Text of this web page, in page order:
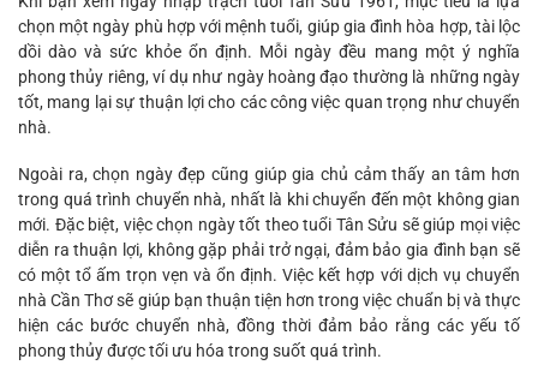
chọn một ngày phù hợp với mệnh tuổi, giúp gia đình hòa hợp, tài lộc
dồi dào và sức khỏe ổn định. Mỗi ngày đều mang một ý nghĩa
phong thủy riêng, ví dụ như ngày hoàng đạo thường là những ngày
tốt, mang lại sự thuận lợi cho các công việc quan trọng như chuyển
nhà.
Ngoài ra, chọn ngày đẹp cũng giúp gia chủ cảm thấy an tâm hơn
trong quá trình chuyển nhà, nhất là khi chuyển đến một không gian
mới. Đặc biệt, việc chọn ngày tốt theo tuổi Tân Sửu sẽ giúp mọi việc
diễn ra thuận lợi, không gặp phải trở ngại, đảm bảo gia đình bạn sẽ
có một tổ ấm trọn vẹn và ổn định. Việc kết hợp với dịch vụ chuyển
nhà Cần Thơ sẽ giúp bạn thuận tiện hơn trong việc chuẩn bị và thực
hiện các bước chuyển nhà, đồng thời đảm bảo rằng các yếu tố
phong thủy được tối ưu hóa trong suốt quá trình.